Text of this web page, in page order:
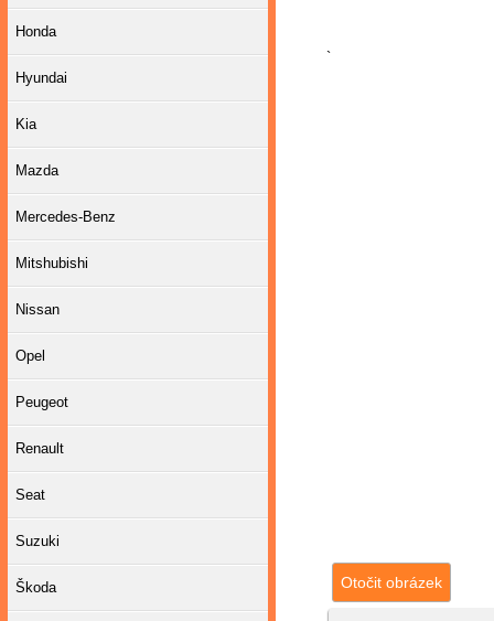
`
Otočit obrázek
Honda
Hyundai
Kia
Mazda
Mercedes-Benz
Mitshubishi
Nissan
Opel
Peugeot
Renault
Seat
Suzuki
Škoda